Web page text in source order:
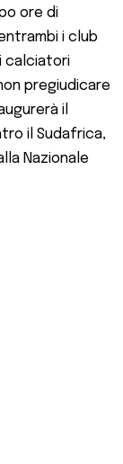
ore di
i club
calciatori
pregiudicare
il
il Sudafrica,
Nazionale